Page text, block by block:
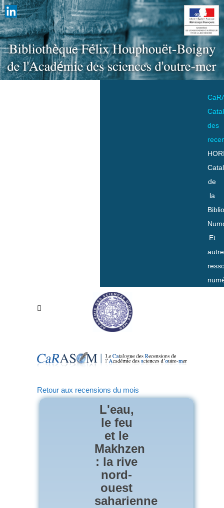
des
de
la
Et
Retour aux recensions du mois
L'eau,
le feu
et le
Makhzen
: la rive
nord-
ouest
saharienne